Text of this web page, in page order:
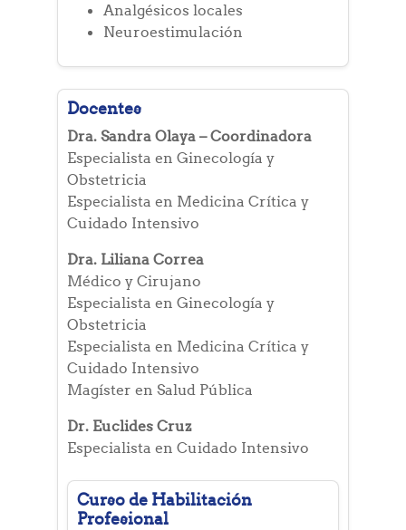
Analgésicos locales
Neuroestimulación
Docentes
Dra. Sandra Olaya – Coordinadora
Especialista en Ginecología y
Obstetricia
Especialista en Medicina Crítica y
Cuidado Intensivo
Dra. Liliana Correa
Médico y Cirujano
Especialista en Ginecología y
Obstetricia
Especialista en Medicina Crítica y
Cuidado Intensivo
Magíster en Salud Pública
Dr. Euclides Cruz
Especialista en Cuidado Intensivo
Curso de Habilitación
Profesional